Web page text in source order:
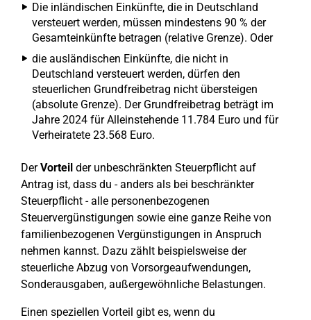
Die inländischen Einkünfte, die in Deutschland
versteuert werden, müssen mindestens 90 % der
Gesamteinkünfte betragen (relative Grenze). Oder
die ausländischen Einkünfte, die nicht in
Deutschland versteuert werden, dürfen den
steuerlichen Grundfreibetrag nicht übersteigen
(absolute Grenze). Der Grundfreibetrag beträgt im
Jahre 2024 für Alleinstehende 11.784 Euro und für
Verheiratete 23.568 Euro.
DerVorteil der unbeschränkten Steuerpflicht auf
Antrag ist, dass du - anders als bei beschränkter
Steuerpflicht - alle personenbezogenen
Steuervergünstigungen sowie eine ganze Reihe von
familienbezogenen Vergünstigungen in Anspruch
nehmen kannst. Dazu zählt beispielsweise der
steuerliche Abzug von Vorsorgeaufwendungen,
Sonderausgaben, außergewöhnliche Belastungen.
Einen speziellen Vorteil gibt es, wenn du